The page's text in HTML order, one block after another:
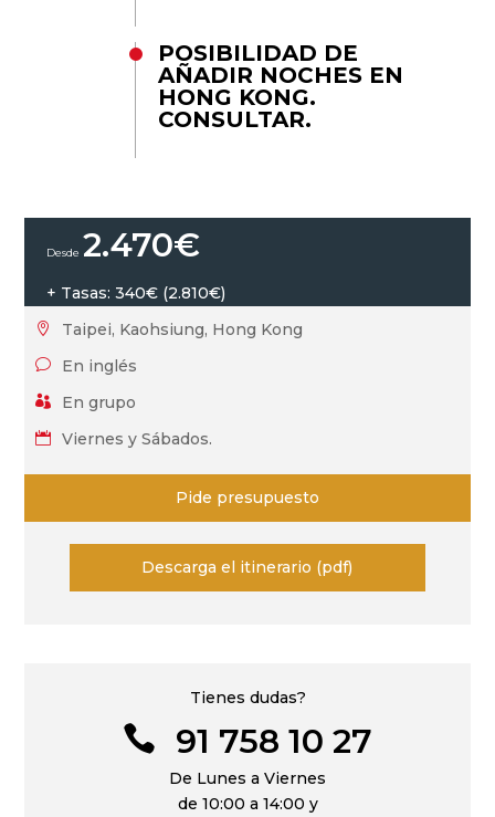
POSIBILIDAD DE
AÑADIR NOCHES EN
HONG KONG.
CONSULTAR.
2.470€
+ Tasas: 340€ (2.810€)
 Taipei, Kaohsiung, Hong Kong
v En inglés
 En grupo
 Viernes y Sábados.
Pide presupuesto
Descarga el itinerario (pdf)
Tienes dudas?
 91 758 10 27
De Lunes a Viernes
de 10:00 a 14:00 y